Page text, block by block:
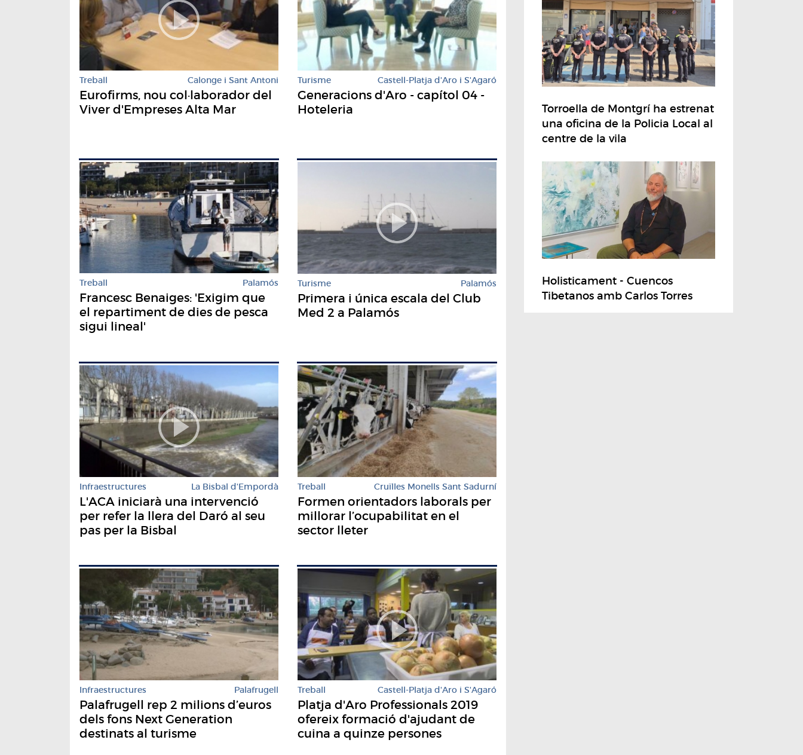
Treball Calonge i Sant Antoni
Eurofirms, nou col·laborador del
Viver d'Empreses Alta Mar
Turisme Castell-Platja d'Aro i S'Agaró
Generacions d'Aro - capítol 04 -
Hoteleria
Treball Palamós
Francesc Benaiges: 'Exigim que
el repartiment de dies de pesca
sigui lineal'
Turisme Palamós
Primera i única escala del Club
Med 2 a Palamós
Infraestructures La Bisbal d'Empordà
L'ACA iniciarà una intervenció
per refer la llera del Daró al seu
pas per la Bisbal
Treball Cruïlles Monells Sant Sadurní
Formen orientadors laborals per
millorar l’ocupabilitat en el
sector lleter
Infraestructures Palafrugell
Palafrugell rep 2 milions d’euros
dels fons Next Generation
destinats al turisme
Treball Castell-Platja d'Aro i S'Agaró
Platja d'Aro Professionals 2019
ofereix formació d'ajudant de
cuina a quinze persones
Torroella de Montgrí ha estrenat
una oficina de la Policia Local al
centre de la vila
Holisticament - Cuencos
Tibetanos amb Carlos Torres